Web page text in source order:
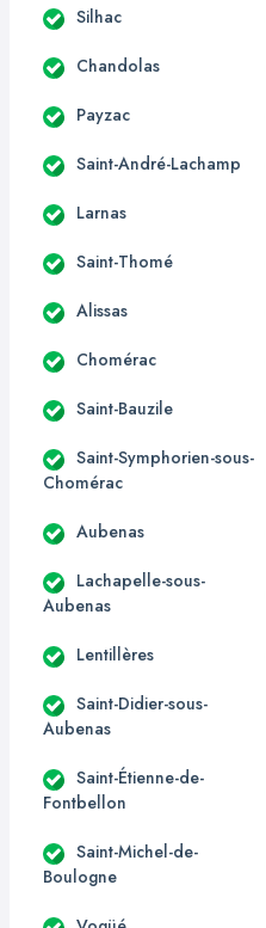
Silhac
Chandolas
Payzac
Saint-André-Lachamp
Larnas
Saint-Thomé
Alissas
Chomérac
Saint-Bauzile
Saint-Symphorien-sous-
Chomérac
Aubenas
Lachapelle-sous-
Aubenas
Lentillères
Saint-Didier-sous-
Aubenas
Saint-Étienne-de-
Fontbellon
Saint-Michel-de-
Boulogne